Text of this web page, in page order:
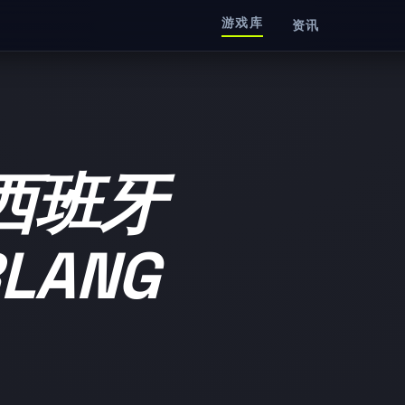
游戏库 资讯
班牙